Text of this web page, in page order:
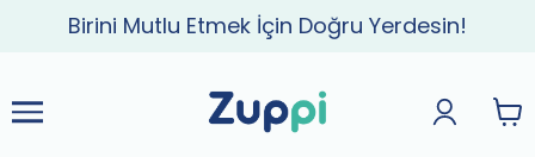
Birini Mutlu Etmek İçin Doğru Yerdesin!